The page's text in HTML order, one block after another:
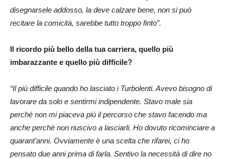
disegnarsele addosso, la deve calzare bene, non si può
recitare la comicità, sarebbe tutto troppo finto”.
Il ricordo più bello della tua carriera, quello più
imbarazzante e quello più difficile?
“Il più difficile quando ho lasciato i Turbolenti. Avevo bisogno di
lavorare da solo e sentirmi indipendente. Stavo male sia
perchè non mi piaceva più il percorso che stavo facendo ma
anche perchè non riuscivo a lasciarli. Ho dovuto ricominciare a
quarant’anni. Ovviamente è una scelta che rifarei, ci ho
pensato due anni prima di farla. Sentivo la necessità di dire no